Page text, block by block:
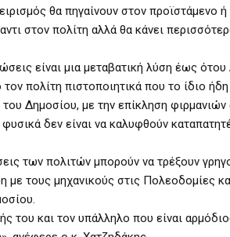
θα πηγαίνουν στον προϊστάμενο
στον πολίτη αλλά θα κάνει
είναι μια μεταβατική λύση έως
πολίτη πιστοποιητικά που το ίδιο ήδη
Δημοσίου, με την επίκληση
δεν είναι να καλυφθούν
των πολιτών μπορούν να τρέξουν
τους μηχανικούς στις Πολεοδομίες
του και τον υπάλληλο που είναι